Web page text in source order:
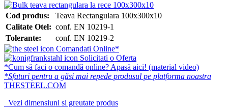
Cod produs:
Teava Rectangulara 100x300x10
Calitate Otel: conf. EN 10219-1
Tolerante:
conf. EN 10219-2
Comandati Online*
Solicitati o Oferta
*Cum să faci o comandă online? Apasă aici! (material video)
*Sfaturi pentru a găsi mai repede produsul pe platforma noastra
THESTEEL.COM
Vezi dimensiuni si greutate produs